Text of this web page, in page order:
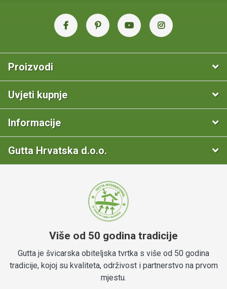
Proizvodi
Uvjeti kupnje
Informacije
Gutta Hrvatska d.o.o.
Više od 50 godina tradicije
Gutta je švicarska obiteljska tvrtka s više od 50 godina
tradicije, kojoj su kvaliteta, održivost i partnerstvo na prvom
mjestu.